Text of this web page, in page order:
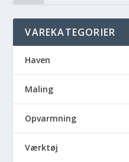
VAREKATEGORIER
Haven
Maling
Opvarmning
Værktøj